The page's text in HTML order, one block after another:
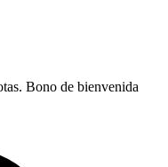
Bono de bienvenida